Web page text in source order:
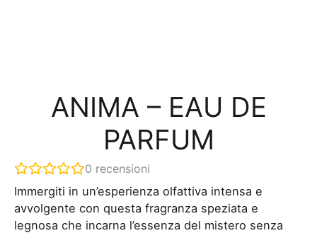
ANIMA – EAU DE
PARFUM
0 recensioni
Immergiti in un’esperienza olfattiva intensa e
avvolgente con questa fragranza speziata e
legnosa che incarna l’essenza del mistero senza